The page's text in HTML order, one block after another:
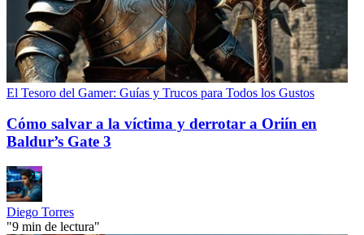
El Tesoro del Gamer: Guías y Trucos para Todos los Gustos
Cómo salvar a la víctima y derrotar a Oriín en
Baldur’s Gate 3
Diego Torres
"9 min de lectura"